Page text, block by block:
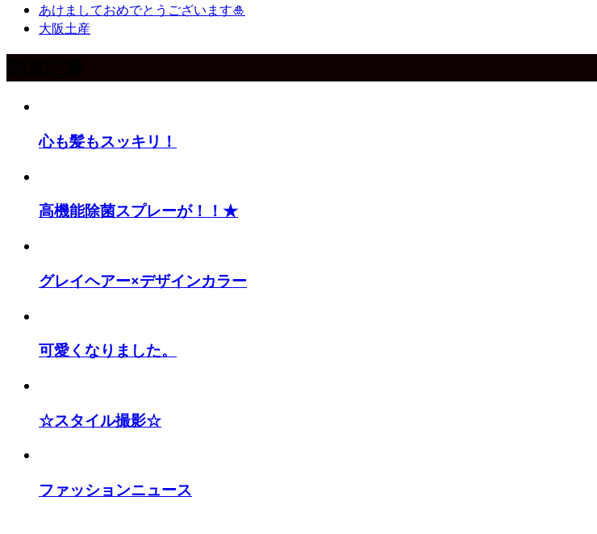
あけましておめでとうございます🎍
大阪土産
心も髪もスッキリ！
高機能除菌スプレーが！！★
グレイヘアー×デザインカラー
可愛くなりました。
☆スタイル撮影☆
ファッションニュース